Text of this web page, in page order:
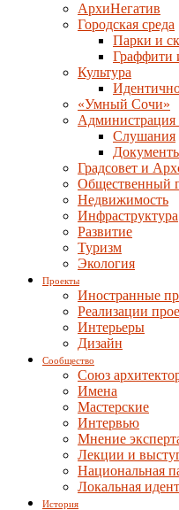
АрхиНегатив
Городская среда
Парки и
Граффити
Культура
«Умный Сочи»
Слушания
Градсовет и
Общественный
Недвижимость
Инфраструктура
Развитие
Туризм
Экология
Проекты
Иностранные
Реализации
Интерьеры
Дизайн
Сообщество
Союз
Имена
Мастерские
Интервью
Мнение
Лекции и
Национальная
Локальная
История